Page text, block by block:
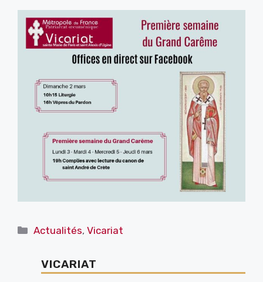
Catégories
Actualités,Vicariat
VICARIAT